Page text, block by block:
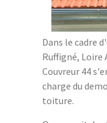
Dans le cadre
Ruffigné, Loire
Couvreur 44
charge du
toiture.